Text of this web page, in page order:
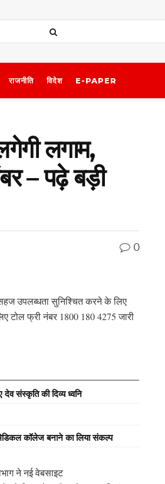
राजनीति विदेश E-PAPER
लगाम,
– पढ़े बड़ी
0
उपलब्धता सुनिश्चित करने के लिए
टोल फ्री नंबर 1800 180 4275 जारी
संस्कृति की दिव्य ध्वनि
कॉलेज बनाने का लिया संकल्प
ने नई वेबसाइट